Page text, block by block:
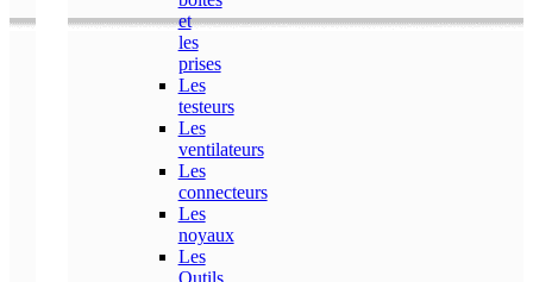
et
les
prises
Les
testeurs
Les
ventilateurs
Les
connecteurs
Les
noyaux
Les
Outils